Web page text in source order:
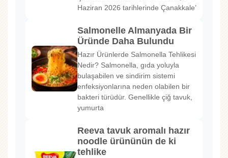
Haziran 2026 tarihlerinde Çanakkale’
Salmonelle Almanyada Bir
Üründe Daha Bulundu
Hazır Ürünlerde Salmonella Tehlikesi
Nedir? Salmonella, gıda yoluyla
bulaşabilen ve sindirim sistemi
enfeksiyonlarına neden olabilen bir
bakteri türüdür. Genellikle çiğ tavuk,
yumurta
Reeva tavuk aromalı hazır
noodle ürününün de ki
tehlike